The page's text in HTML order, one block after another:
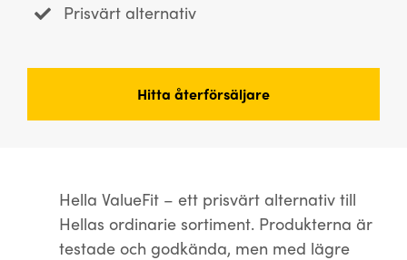
Prisvärt alternativ
Hitta återförsäljare
Hella ValueFit – ett prisvärt alternativ till
Hellas ordinarie sortiment. Produkterna är
testade och godkända, men med lägre